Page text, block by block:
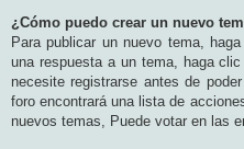
¿Cómo puedo crear un nuevo
Para publicar un nuevo tema,
una respuesta a un tema, haga
necesite registrarse antes de
foro encontrará una lista de
nuevos temas, Puede votar en las